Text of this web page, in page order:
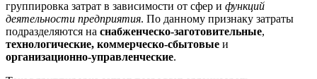
группировка затрат в зависимости от сфер и функций
деятельности предприятия. По данному признаку затраты
подразделяются на снабженческо-заготовительные,
технологические, коммерческо-сбытовые и
организационно-управленческие.